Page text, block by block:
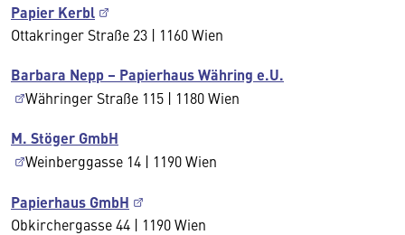
Papier Kerbl
Ottakringer Straße 23 | 1160 Wien
Barbara Nepp – Papierhaus Währing e.U.
Währinger Straße 115 | 1180 Wien
M. Stöger GmbH
Weinberggasse 14 | 1190 Wien
Papierhaus GmbH
Obkirchergasse 44 | 1190 Wien